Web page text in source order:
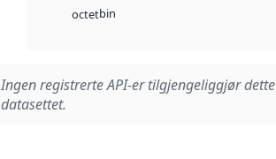
octetbin
Ingen registrerte API-er tilgjengeliggjør dette
datasettet.